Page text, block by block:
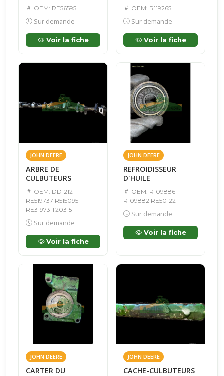
OEM: RE56595
Sur demande
Voir la fiche
OEM: R119265
Sur demande
Voir la fiche
JOHN DEERE
ARBRE DE
CULBUTEURS
OEM: DD12121
RE519737 R515095
RE31973 T20315
Sur demande
Voir la fiche
JOHN DEERE
REFROIDISSEUR
D'HUILE
OEM: R109886
R109882 RE50122
Sur demande
Voir la fiche
JOHN DEERE
CARTER DU
JOHN DEERE
CACHE-CULBUTEURS